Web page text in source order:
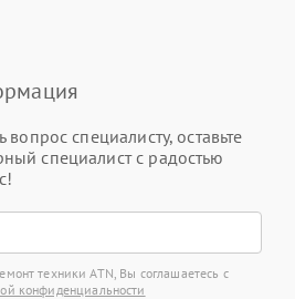
вопрос специалисту, оставьте
специалист с радостью
техники ATN, Вы соглашаетесь с
конфиденциальности